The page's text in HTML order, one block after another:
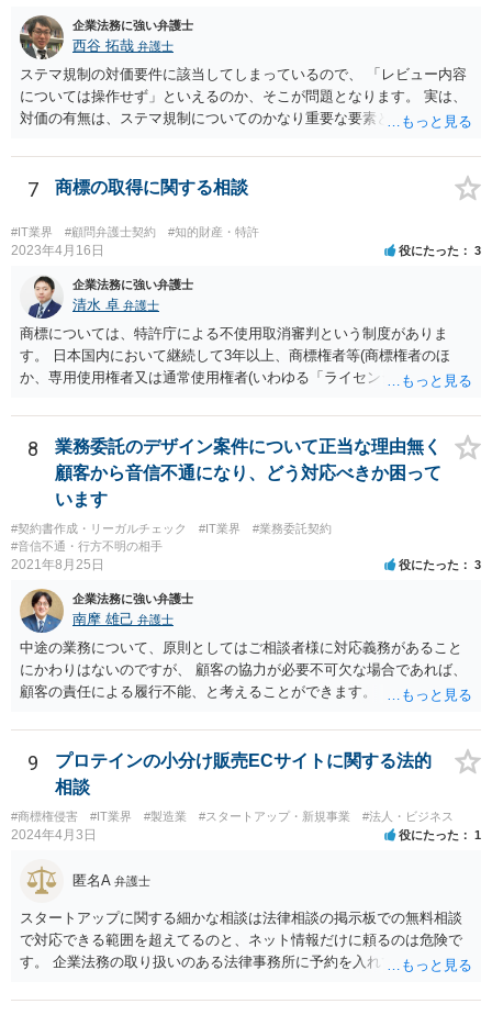
企業法務に強い弁護士
西谷 拓哉 弁護士
ステマ規制の対価要件に該当してしまっているので、 「レビュー内容
については操作せず」といえるのか、そこが問題となります。 実は、
対価の有無は、ステマ規制についてのかなり重要な要素となります。
とを条件に割り引くサービスを提供していたケースですが、 明示的に
高評価と指示していなくても、全件報酬を支払うことを約してレビュ
ーをさせるということになれば、結局はそれはレビュー内容について
事業者が関与していると評価され「事業者による表示（広告）」と判
断される余地は残るといえるでしょう。 あくまで、自身の嗜好に基づ
るのです。 ※消費者庁のステマ規制の運用ガイドラインであるhttps://
www.caa.go.jp/policies/policy/representation/fair_labeling/guideline/ass
ets/representation_cms216_230328_03.pdf の５頁（イ）、２（１）参
照
7 商標の取得に関する相談
#IT業界 #顧問弁護士契約 #知的財産・特許
2023年4月16日 役にたった 3
企業法務に強い弁護士
清水 卓 弁護士
商標については、特許庁による不使用取消審判という制度がありま
す。 日本国内において継続して3年以上、商標権者等(商標権者のほ
か、専用使用権者又は通常使用権者(いわゆる「ライセンシー」)が、指
も、その指定商品・指定役務に関する商標登録を取り消すことについ
て、審判を請求することができます(商標法第50条第1項)。 また、登録
商標を有する企業から対象となる商標権を譲り受ける方法もあり得ま
す。 いずれにしても、詳しい事情に基づく判断を要するご事案かと思
われますので、一度、商標権に詳しい弁護士や弁理士に直接相談の
上、今後の方針の検討をなさってみるとよろしいかと思います。
8
業務委託のデザイン案件について正当な理由無く
顧客から音信不通になり、どう対応べきか困って
います
#契約書作成・リーガルチェック #IT業界
#業務委託契約
#音信不通・行方不明の相手
2021年8月25日 役にたった 3
企業法務に強い弁護士
南摩 雄己 弁護士
中途の業務について、原則としてはご相談者様に対応義務があること
にかわりはないのですが、 顧客の協力が必要不可欠な場合であれば、
顧客の責任による履行不能、と考えることができます。 トラブルにな
などで 簡単にでもまとめておくこと、顧客とのやり取りのログを証拠
として保存しておくこともお勧めいたします。
9
プロテインの小分け販売ECサイトに関する法的
相談
#商標権侵害 #IT業界 #製造業 #スタートアップ・新規事業 #法人・ビジネス
2024年4月3日 役にたった 1
匿名A 弁護士
スタートアップに関する細かな相談は法律相談の掲示板での無料相談
で対応できる範囲を超えてるのと、ネット情報だけに頼るのは危険で
す。 企業法務の取り扱いのある法律事務所に予約を入れて、リーガル
す。